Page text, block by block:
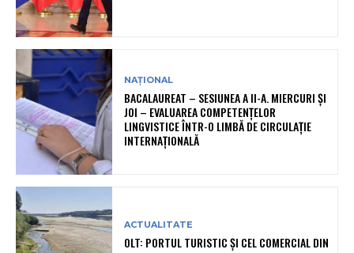
NAȚIONAL
BACALAUREAT – SESIUNEA A II-A. MIERCURI ȘI
JOI – EVALUAREA COMPETENȚELOR
LINGVISTICE ÎNTR-O LIMBĂ DE CIRCULAȚIE
INTERNAȚIONALĂ
ACTUALITATE
OLT: PORTUL TURISTIC ȘI CEL COMERCIAL DIN